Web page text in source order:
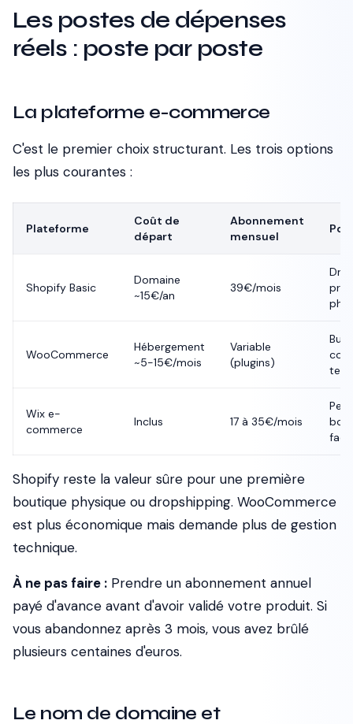
Les postes de dépenses
réels : poste par poste
La plateforme e-commerce
C'est le premier choix structurant. Les trois options
les plus courantes :
Plateforme
Coût de
départ
Abonnement
mensuel
Shopify Basic
Domaine
~15€/an
39€/mois
WooCommerce
Hébergement
~5-15€/mois
Variable
(plugins)
Wix e-
commerce
Inclus 17 à 35€/mois
Shopify reste la valeur sûre pour une première
boutique physique ou dropshipping. WooCommerce
est plus économique mais demande plus de gestion
technique.
À ne pas faire : Prendre un abonnement annuel
payé d'avance avant d'avoir validé votre produit. Si
vous abandonnez après 3 mois, vous avez brûlé
plusieurs centaines d'euros.
Le nom de domaine et